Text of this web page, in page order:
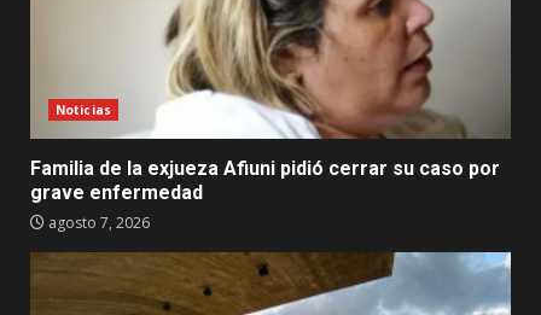
Noticias
Familia de la exjueza Afiuni pidió cerrar su caso por
grave enfermedad
agosto 7, 2026